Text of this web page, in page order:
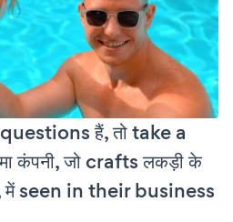
हैं, तो take a
कंपनी, जो crafts लकड़ी के
है, में seen in their business